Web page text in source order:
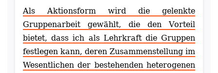
Als Aktionsform wird die gelenkte
Gruppenarbeit gewählt, die den Vorteil
bietet, dass ich als Lehrkraft die Gruppen
festlegen kann, deren Zusammenstellung im
Wesentlichen der bestehenden heterogenen